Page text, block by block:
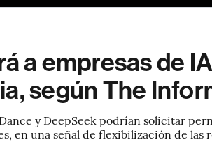
a empresas de
según The
y DeepSeek podrían solicitar
en una señal de flexibilización de las